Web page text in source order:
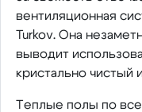
вентиляционная
Turkov. Она
выводит
кристально чистый
Теплые полы по